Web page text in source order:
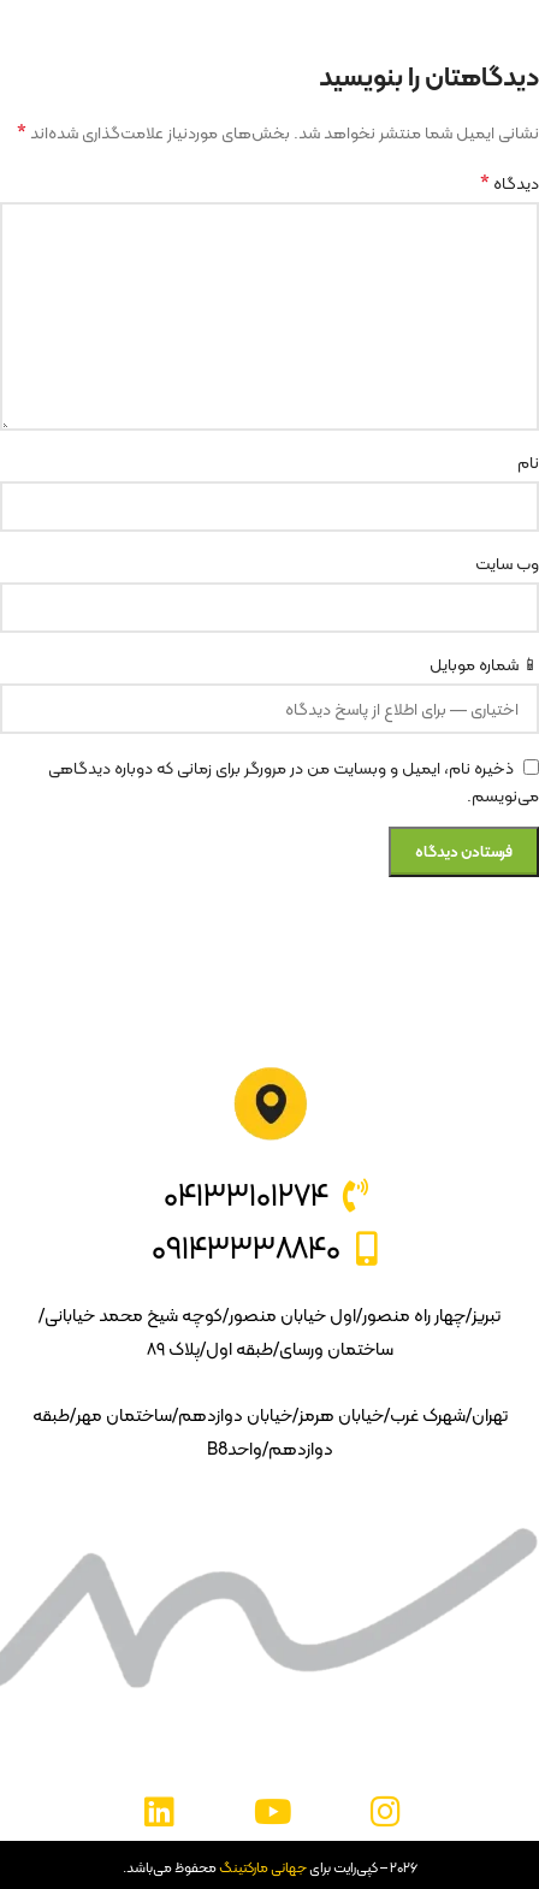
دیدگاهتان را بنویسید
نشانی ایمیل شما منتشر نخواهد شد. بخش‌های موردنیاز علامت‌گذاری شده‌اند*
دیدگاه*
نام
وب‌ سایت
📱 شماره موبایل
ذخیره نام، ایمیل و وبسایت من در مرورگر برای زمانی که دوباره دیدگاهی
می‌نویسم.
۰۴۱۳۳۱۰۱۲۷۴
۰۹۱۴۳۳۳۸۸۴۰
تبریز/چهار راه منصور/اول خیابان منصور/کوچه شیخ محمد خیابانی/
ساختمان ورسای/طبقه اول/پلاک ۸۹
تهران/شهرک غرب/خیابان هرمز/خیابان دوازدهم/ساختمان مهر/طبقه
دوازدهم/واحدB8
۲۰۲۶ – کپی‌رایت برای جهانی مارکتینگمحفوظ می‌باشد.